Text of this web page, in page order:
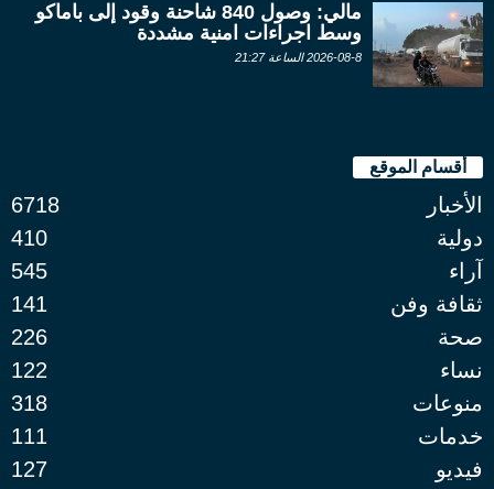
مالي: وصول 840 شاحنة وقود إلى باماكو
وسط اجراءات امنية مشددة
2026-08-8 الساعة 21:27
أقسام الموقع
الأخبار
6718
دولية
410
آراء
545
ثقافة وفن
141
صحة
226
نساء
122
منوعات
318
خدمات
111
فيديو
127